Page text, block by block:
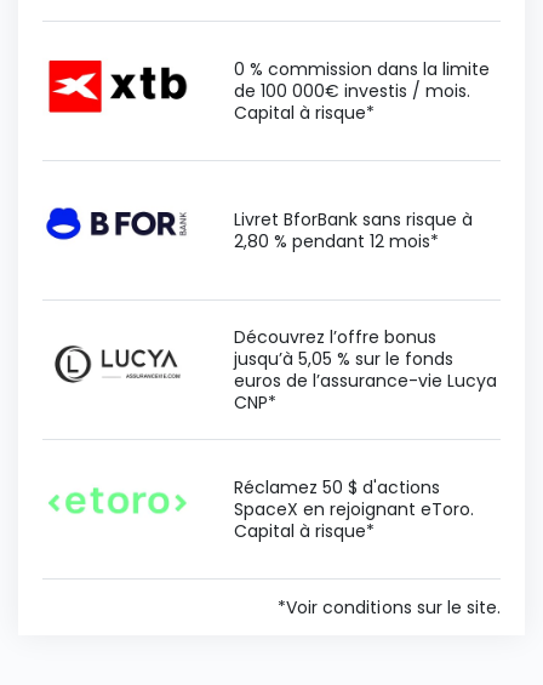
0 % commission dans la limite
de 100 000€ investis / mois.
Capital à risque*
Livret BforBank sans risque à
2,80 % pendant 12 mois*
Découvrez l’offre bonus
jusqu’à 5,05 % sur le fonds
euros de l’assurance-vie Lucya
CNP*
Réclamez 50 $ d'actions
SpaceX en rejoignant eToro.
Capital à risque*
*Voir conditions sur le site.